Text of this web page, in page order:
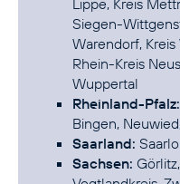
Lippe, Kreis
Siegen-
Warendorf,
Rhein-Kreis
Wuppertal
Rheinland-Pfalz:
Bingen,
Saarland:
Sachsen: